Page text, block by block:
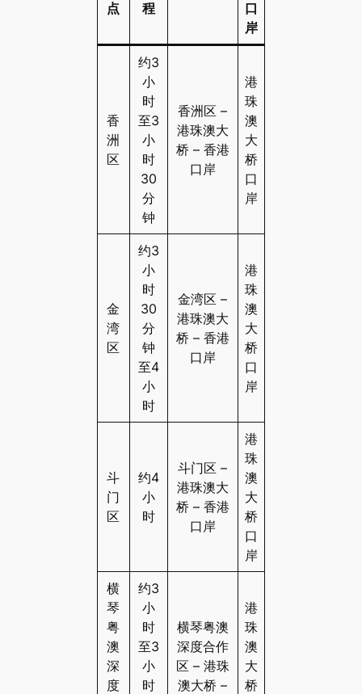
点 程
口
岸
香
洲
区
约3
小
时
至3
小
时
30
分
钟
香洲区 –
港珠澳大
桥 – 香港
口岸
港
珠
澳
大
桥
口
岸
金
湾
区
约3
小
时
30
分
钟
至4
小
时
金湾区 –
港珠澳大
桥 – 香港
口岸
港
珠
澳
大
桥
口
岸
斗
门
区
约4
小
时
斗门区 –
港珠澳大
桥 – 香港
口岸
港
珠
澳
大
桥
口
岸
横
琴
粤
澳
深
度
约3
小
时
至3
小
时
横琴粤澳
深度合作
区 – 港珠
澳大桥 –
港
珠
澳
大
桥